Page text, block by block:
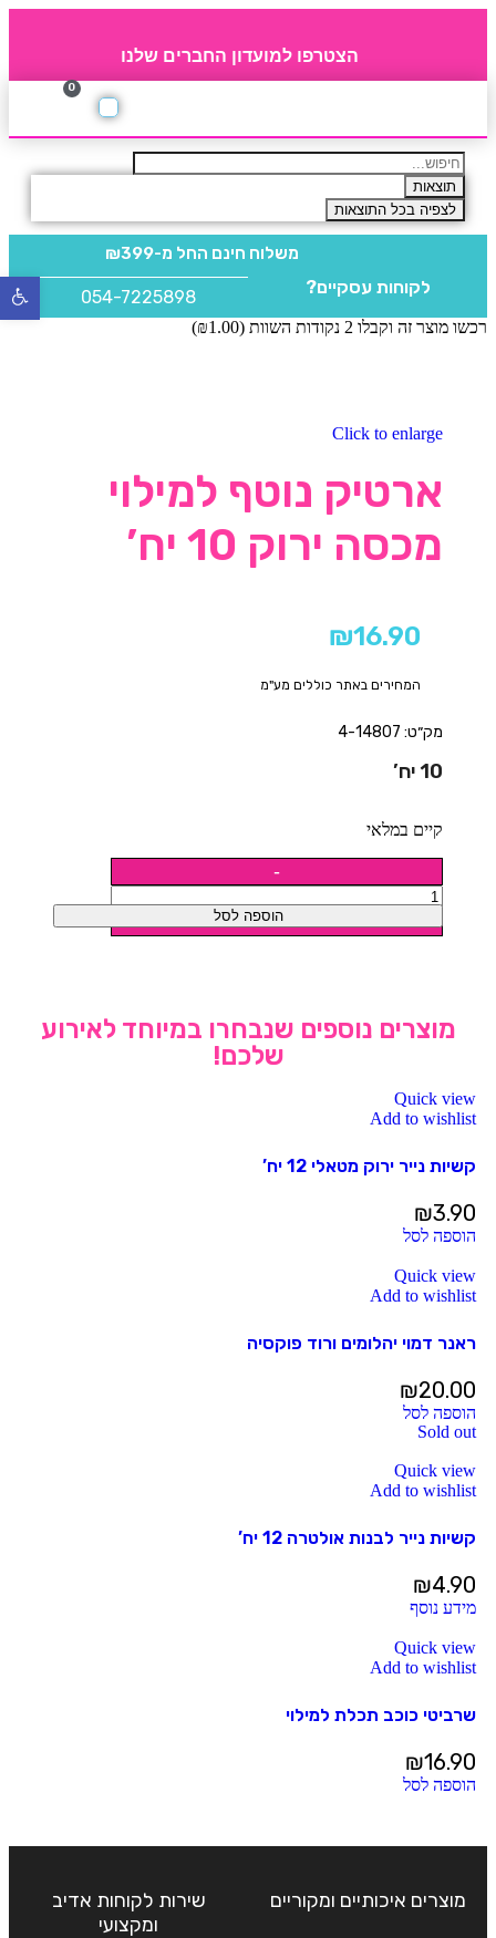
הצטרפו למועדון החברים שלנו
0
תוצאות
לצפיה בכל התוצאות
משלוח חינם החל מ-₪399
לקוחות עסקיים? 054-7225898
רכשו מוצר זה וקבלו 2 נקודות השוות ( ₪1.00
)
Click to enlarge
ארטיק נוטף למילוי
מכסה ירוק 10 יח’
₪16.90
המחירים באתר כוללים מע"מ
מק״ט: 4-14807
10 יח’
קיים במלאי
הוספה לסל
מוצרים נוספים שנבחרו במיוחד לאירוע
שלכם!
Quick view
Add to wishlist
קשיות נייר ירוק מטאלי 12 יח’
₪3.90
הוספה לסל
Quick view
Add to wishlist
ראנר דמוי יהלומים ורוד פוקסיה
₪20.00
הוספה לסל
Sold out
Quick view
Add to wishlist
קשיות נייר לבנות אולטרה 12 יח’
₪4.90
מידע נוסף
Quick view
Add to wishlist
שרביטי כוכב תכלת למילוי
₪16.90
הוספה לסל
מוצרים איכותיים ומקוריים
שירות לקוחות אדיב
ומקצועי
פתח